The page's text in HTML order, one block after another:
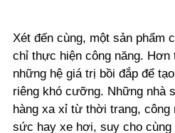
Xét đến cùng, một sản phẩm
chỉ thực hiện công năng. Hơn
những hệ giá trị bồi đắp để
riêng khó cưỡng. Những nhà
hàng xa xỉ từ thời trang, công
sức hay xe hơi, suy cho cùng